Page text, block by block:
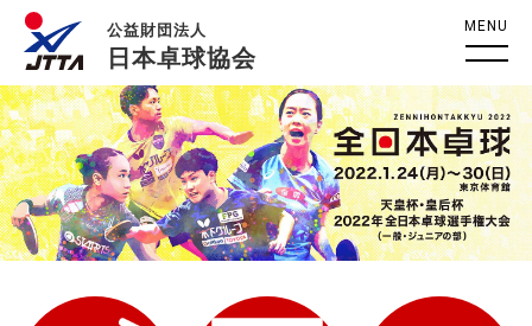
公益財団法人
日本卓球協会
MENU